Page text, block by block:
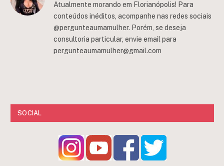
Atualmente morando em Florianópolis! Para
conteúdos inéditos, acompanhe nas redes sociais
@pergunteaumamulher. Porém, se deseja
consultoria particular, envie email para
pergunteaumamulher@gmail.com
SOCIAL